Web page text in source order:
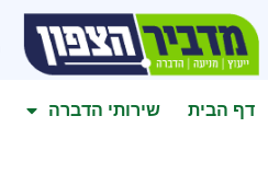
לתוכן
דף הבית שירותי הדברה